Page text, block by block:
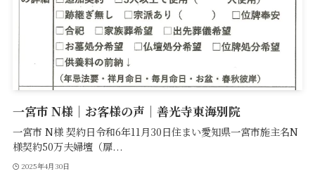
一宮市 N様｜お客様の声｜善光寺東海別院
一宮市 N様 契約日令和6年11月30日住まい愛知県一宮市施主名N
様契約50万夫婦壇（扉...
2025年4月30日